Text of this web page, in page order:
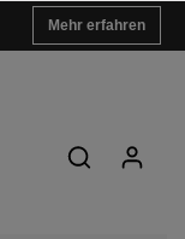
Mehr erfahren